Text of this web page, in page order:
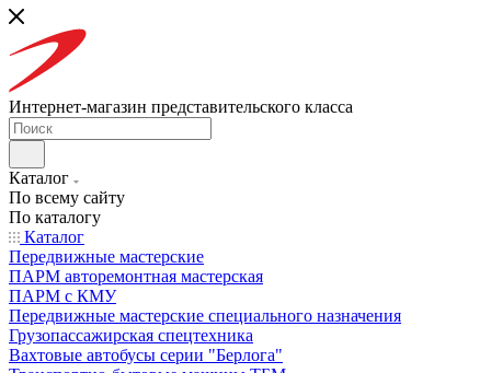
Интернет-магазин представительского класса
Каталог
По всему сайту
По каталогу
Каталог
Передвижные мастерские
ПАРМ авторемонтная мастерская
ПАРМ с КМУ
Передвижные мастерские специального назначения
Грузопассажирская спецтехника
Вахтовые автобусы серии "Берлога"